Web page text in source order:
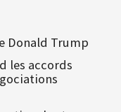
Donald Trump
les accords